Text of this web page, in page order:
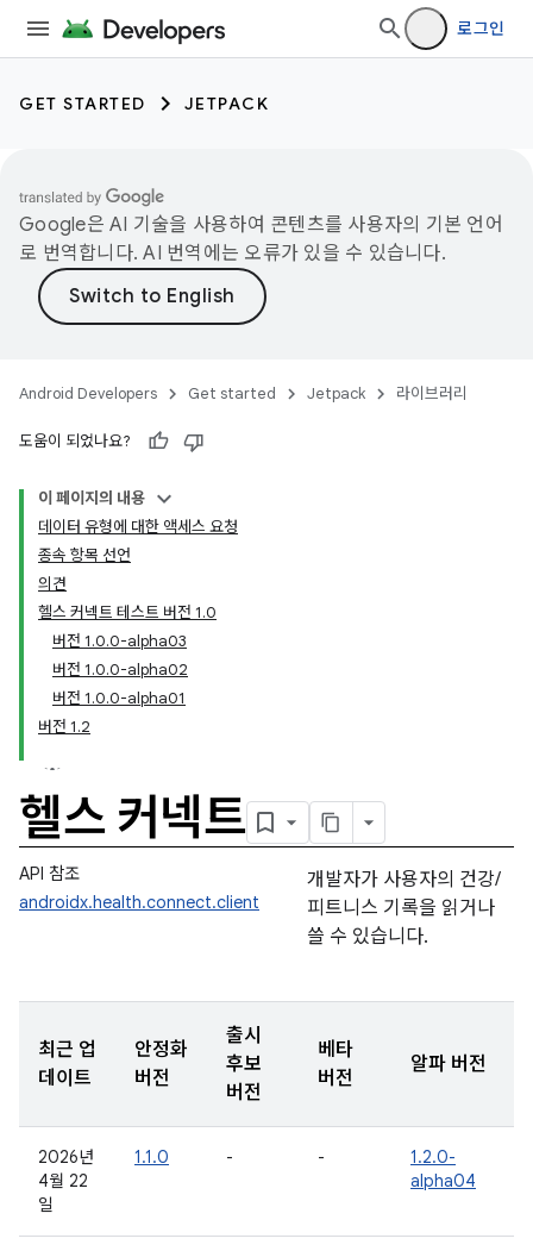
로그인
GET STARTED JETPACK
Google은 AI 기술을 사용하여 콘텐츠를 사용자의 기본 언어
로 번역합니다. AI 번역에는 오류가 있을 수 있습니다.
Android Developers Get started Jetpack 라이브러리
도움이 되었나요?
이 페이지의 내용
데이터 유형에 대한 액세스 요청
종속 항목 선언
의견
헬스 커넥트 테스트 버전 1.0
버전 1.0.0-alpha03
버전 1.0.0-alpha02
버전 1.0.0-alpha01
버전 1.2
헬스 커넥트
API 참조
androidx.health.connect.client
개발자가 사용자의 건강/
피트니스 기록을 읽거나
쓸 수 있습니다.
최근 업
데이트
안정화
버전
출시
후보
버전
베타
버전
알파 버전
2026년
4월 22
일
1.1.0 - -
1.2.0-
alpha04